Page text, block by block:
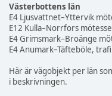
Västerbottens län
E4 Ljusvattnet–Yttervik
E12 Kulla–Norrfors
E4 Grimsmark–Broänge
E4 Anumark–Täfteböle,
Här är vägobjekt per län
i beskrivningen.